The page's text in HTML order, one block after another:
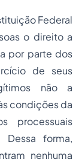
Federal
o direito a
por parte dos
de seus
não a
condições da
processuais
Dessa forma,
nenhuma